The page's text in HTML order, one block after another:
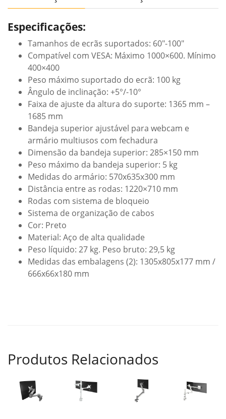
Especificações:
Tamanhos de ecrãs suportados: 60″-100″
Compatível com VESA: Máximo 1000×600. Mínimo
400×400
Peso máximo suportado do ecrã: 100 kg
Ângulo de inclinação: +5°/-10°
Faixa de ajuste da altura do suporte: 1365 mm –
1685 mm
Bandeja superior ajustável para webcam e
armário multiusos com fechadura
Dimensão da bandeja superior: 285×150 mm
Peso máximo da bandeja superior: 5 kg
Medidas do armário: 570x635x300 mm
Distância entre as rodas: 1220×710 mm
Rodas com sistema de bloqueio
Sistema de organização de cabos
Cor: Preto
Material: Aço de alta qualidade
Peso líquido: 27 kg. Peso bruto: 29,5 kg
Medidas das embalagens (2): 1305x805x177 mm /
666x66x180 mm
Produtos Relacionados